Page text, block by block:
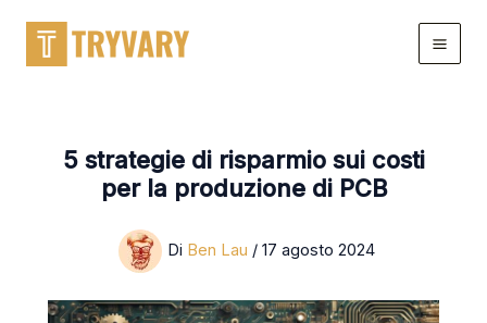
contenuto
5 strategie di risparmio sui costi
per la produzione di PCB
Di Ben Lau / 17 agosto 2024